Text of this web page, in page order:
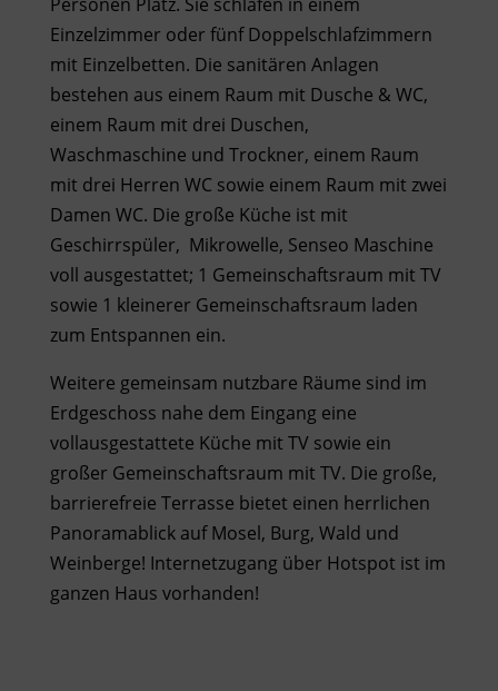
Einzelzimmer oder fünf Doppelschlafzimmern
mit Einzelbetten. Die sanitären Anlagen
bestehen aus einem Raum mit Dusche & WC,
einem Raum mit drei Duschen,
Waschmaschine und Trockner, einem Raum
mit drei Herren WC sowie einem Raum mit zwei
Damen WC. Die große Küche ist mit
Geschirrspüler, Mikrowelle, Senseo Maschine
voll ausgestattet; 1 Gemeinschaftsraum mit TV
sowie 1 kleinerer Gemeinschaftsraum laden
zum Entspannen ein.
Weitere gemeinsam nutzbare Räume sind im
Erdgeschoss nahe dem Eingang eine
vollausgestattete Küche mit TV sowie ein
großer Gemeinschaftsraum mit TV. Die große,
barrierefreie Terrasse bietet einen herrlichen
Panoramablick auf Mosel, Burg, Wald und
Weinberge! Internetzugang über Hotspot ist im
ganzen Haus vorhanden!